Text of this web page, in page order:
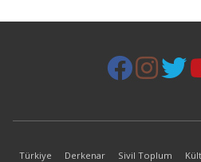
Türkiye Derkenar Sivil Toplum